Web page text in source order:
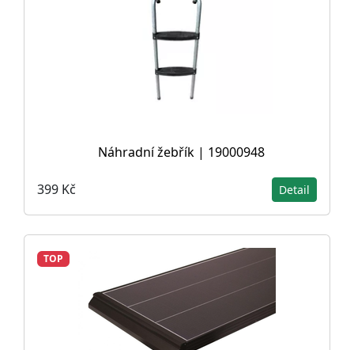
Náhradní žebřík | 19000948
399 Kč Detail
TOP